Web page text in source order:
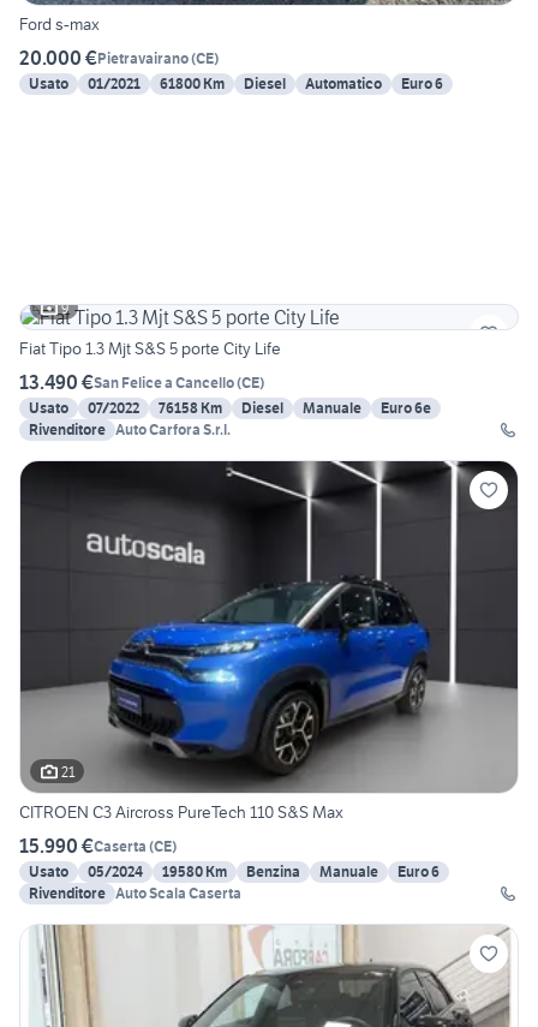
Ford s-max
20.000 €Pietravairano(CE)
Usato
01/2021 61800 Km Diesel Automatico Euro 6
9
Fiat Tipo 1.3 Mjt S&S 5 porte City Life
13.490 €San Felice a Cancello(CE)
Usato
07/2022 76158 Km Diesel Manuale
Euro 6e
Rivenditore Auto Carfora S.r.l.
21
CITROEN C3 Aircross PureTech 110 S&S Max
15.990 €Caserta (CE)
Usato
05/2024 19580 Km Benzina Manuale
Euro 6
Rivenditore Auto Scala Caserta